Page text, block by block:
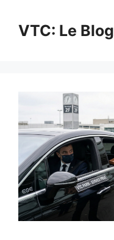
contenuVTC: Le Blog